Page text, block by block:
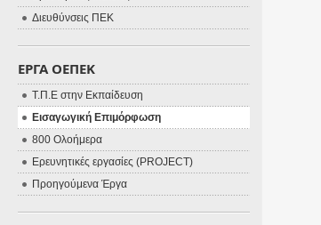
Διευθύνσεις ΠΕΚ
ΕΡΓΑ ΟΕΠΕΚ
Τ.Π.Ε στην Εκπαίδευση
Εισαγωγική Επιμόρφωση
800 Ολοήμερα
Ερευνητικές εργασίες (PROJECT)
Προηγούμενα Έργα